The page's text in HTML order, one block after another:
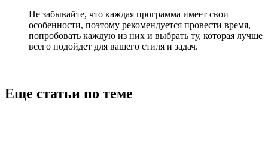
Не забывайте, что каждая программа имеет свои
особенности, поэтому рекомендуется провести время,
попробовать каждую из них и выбрать ту, которая лучше
всего подойдет для вашего стиля и задач.
Еще статьи по теме